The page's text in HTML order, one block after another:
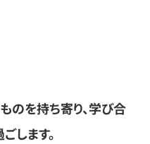
のを持ち寄り、学び合
します。